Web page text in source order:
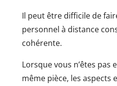
Il peut être difficile de
personnel à distance
cohérente.
Lorsque vous n’êtes pas
même pièce, les aspects